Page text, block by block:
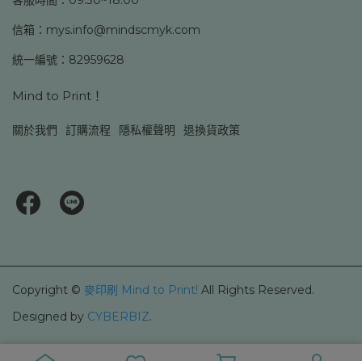
信箱：mys.info@mindscmyk.com
統一編號：82959628
Mind to Print！
關於我們 訂購流程 隱私權聲明 退換貨政策
Copyright © 麥印刷 Mind to Print! All Rights Reserved.
Designed by CYBERBIZ.